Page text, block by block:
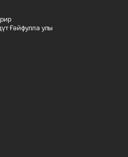
Ғәйфулла улы